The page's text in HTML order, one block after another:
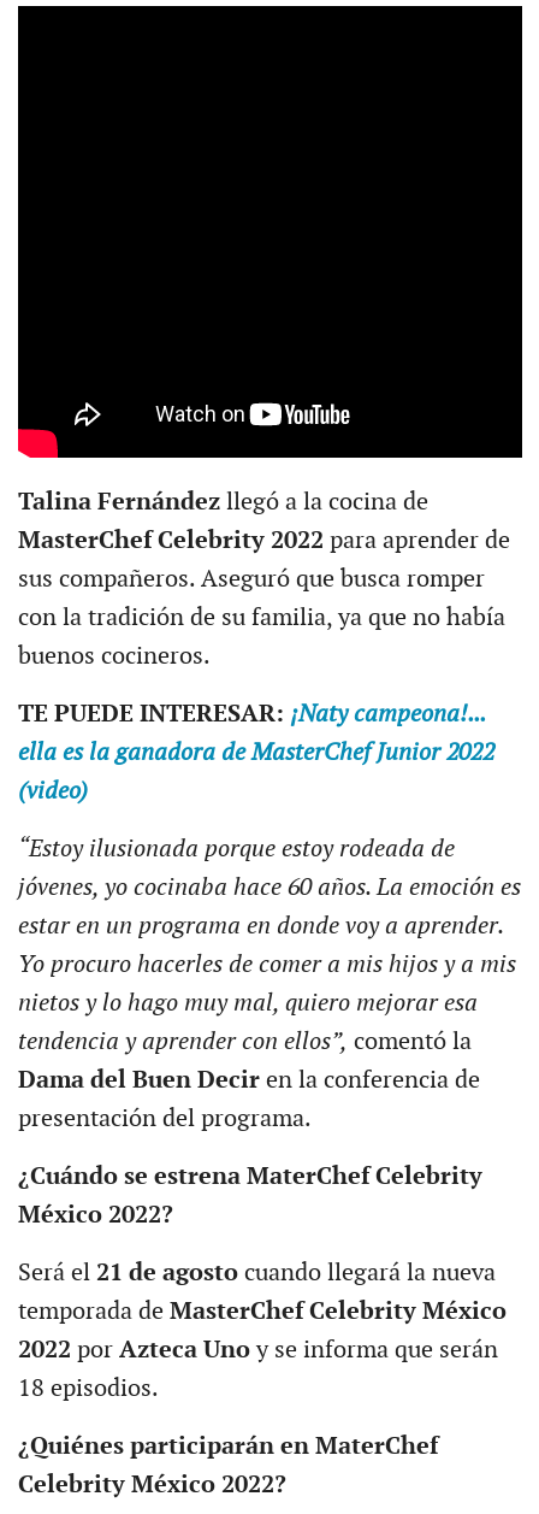
Talina Fernándezllegó a la cocina de
MasterChef Celebrity 2022 para aprender de
sus compañeros. Aseguró que busca romper
con la tradición de su familia, ya que no había
buenos cocineros.
TE PUEDE INTERESAR: ¡Naty campeona!...
ella es la ganadora de MasterChef Junior 2022
(video)
“Estoy ilusionada porque estoy rodeada de
jóvenes, yo cocinaba hace 60 años. La emoción es
estar en un programa en donde voy a aprender.
Yo procuro hacerles de comer a mis hijos y a mis
nietos y lo hago muy mal, quiero mejorar esa
tendencia y aprender con ellos”, comentó la
Dama del Buen Deciren la conferencia de
presentación del programa.
¿Cuándo se estrena MaterChef Celebrity
México 2022?
Será el 21 de agostocuando llegará la nueva
temporada de MasterChef Celebrity México
2022 por Azteca Unoy se informa que serán
18 episodios.
¿Quiénes participarán en MaterChef
Celebrity México 2022?